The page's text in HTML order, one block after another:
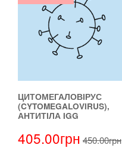
ЦИТОМЕГАЛОВІРУС
(CYTOMEGALOVIRUS),
АНТИТІЛА IGG
405.00грн 450.00грн